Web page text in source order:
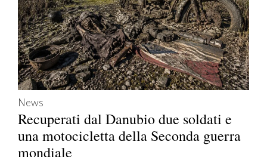
News
Recuperati dal Danubio due soldati e
una motocicletta della Seconda guerra
mondiale